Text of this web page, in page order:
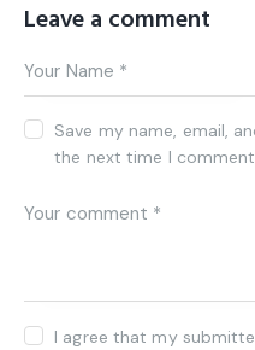
Leave a comment
Save my name, email,
the next time I
I agree that my